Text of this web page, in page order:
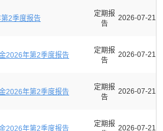
2季度报告
定期报
告
2026-07-21
2026年第2季度报告
定期报
告
2026-07-21
2026年第2季度报告
定期报
告
2026-07-21
2026年第2季度报告
定期报 2026-07-21